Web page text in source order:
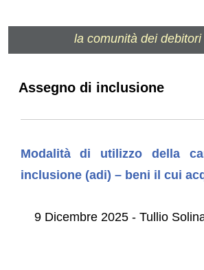
la comunità dei
Assegno di inclusione
Modalità di utilizzo della
inclusione (adi) – beni il cui
9 Dicembre 2025 - Tullio